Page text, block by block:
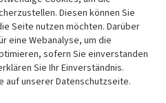
Fachdatenbank
Diesen können Sie
Seite nutzen möchten. Darüber
eine Webanalyse, um die
sofern Sie einverstanden
Sie Ihr Einverständnis.
auf unserer Datenschutzseite.